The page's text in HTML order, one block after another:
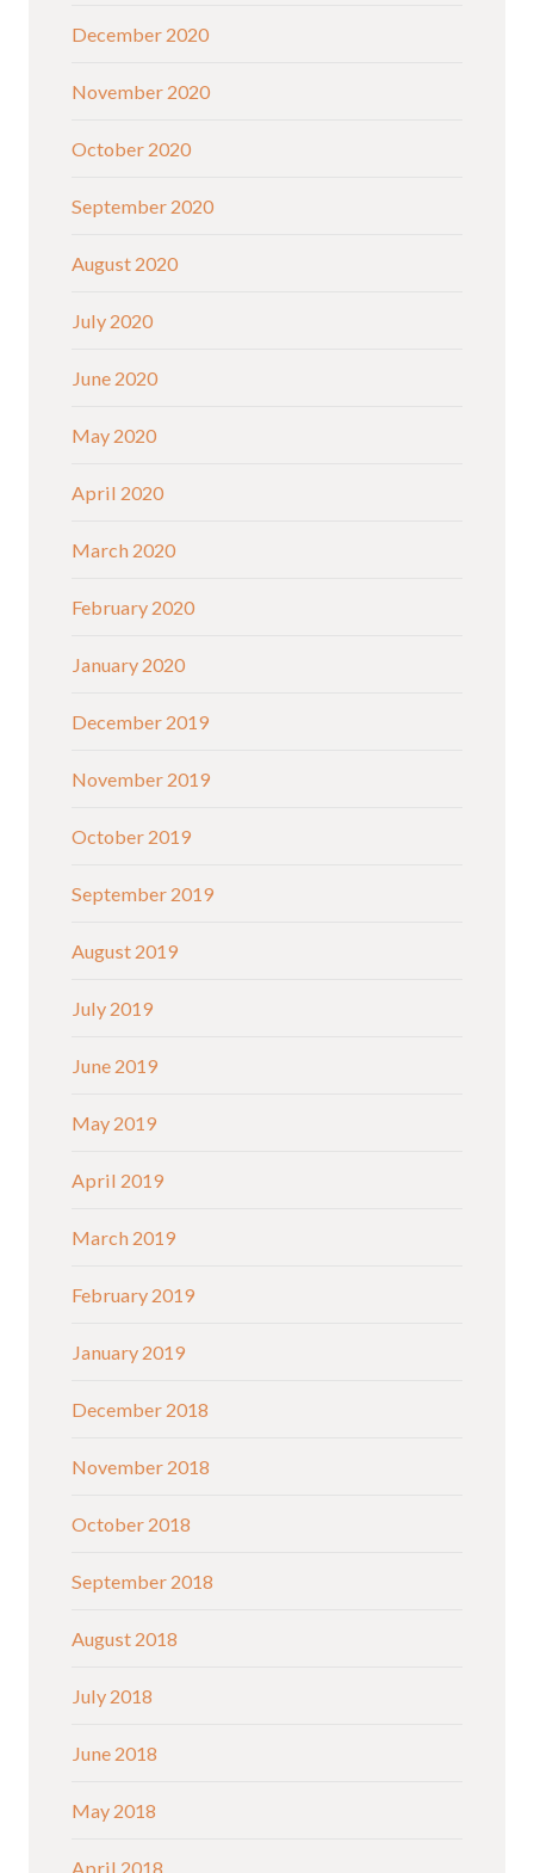
December 2020
November 2020
October 2020
September 2020
August 2020
July 2020
June 2020
May 2020
April 2020
March 2020
February 2020
January 2020
December 2019
November 2019
October 2019
September 2019
August 2019
July 2019
June 2019
May 2019
April 2019
March 2019
February 2019
January 2019
December 2018
November 2018
October 2018
September 2018
August 2018
July 2018
June 2018
May 2018
April 2018